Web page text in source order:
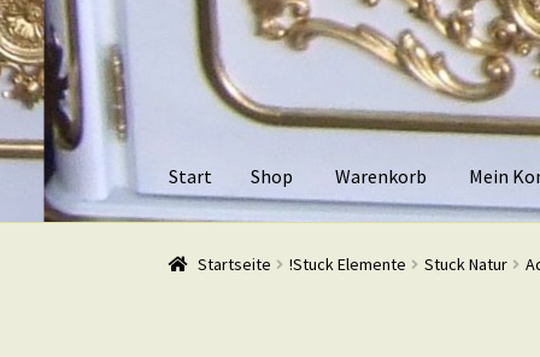
Zur
Navigation
springen
Zum
Inhalt
springen
Start Shop Warenkorb Mein
Start ShopWarenkorb Mein Konto Kasse
Startseite !Stuck Elemente Stuck Natur